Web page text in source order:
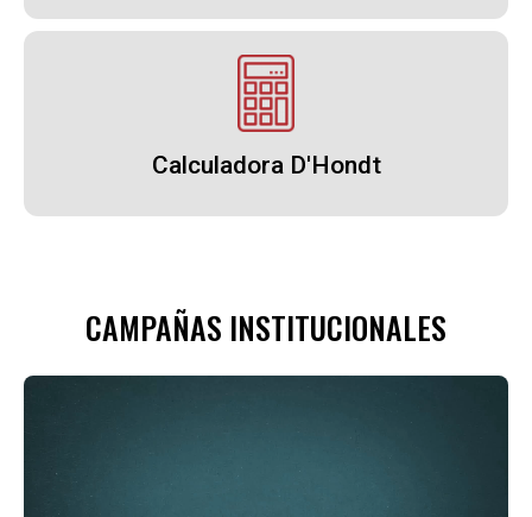
Calculadora D'Hondt
CAMPAÑAS INSTITUCIONALES